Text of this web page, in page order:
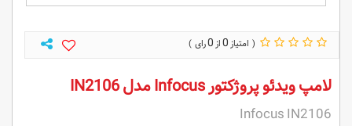
0
0
لامپ ویدئو پروژکتور Infocus مدل IN2106
Infocus IN2106